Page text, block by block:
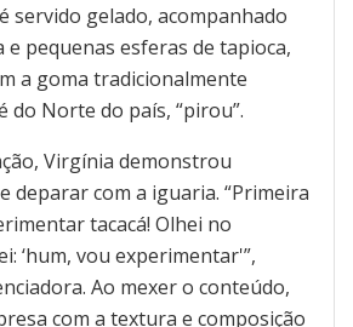
servido gelado, acompanhado
e pequenas esferas de tapioca,
a goma tradicionalmente
do Norte do país, “pirou”.
Virgínia demonstrou
deparar com a iguaria. “Primeira
tacacá! Olhei no
‘hum, vou experimentar'”,
Ao mexer o conteúdo,
com a textura e composição